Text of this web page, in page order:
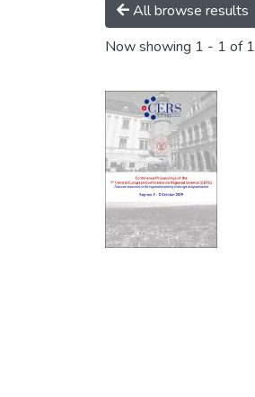
All browse results
Now showing 1 - 1 of 1